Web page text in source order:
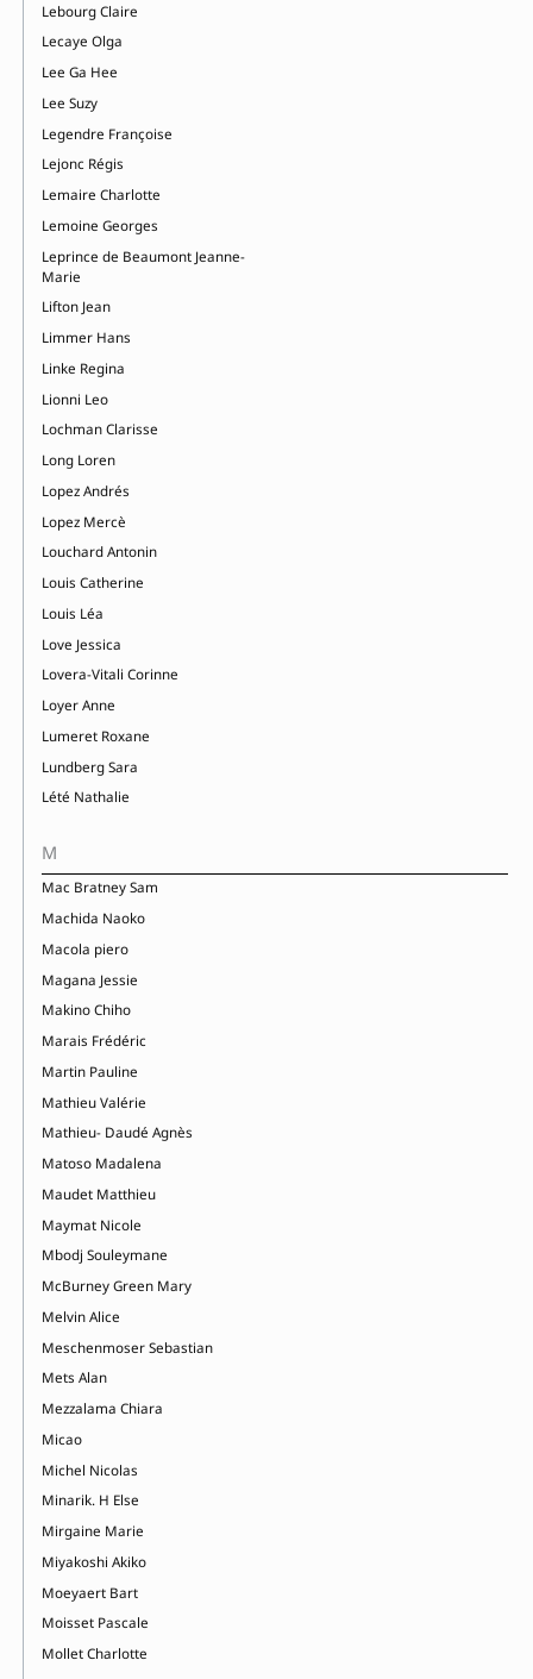
Lebourg Claire
Lecaye Olga
Lee Ga Hee
Lee Suzy
Legendre Françoise
Lejonc Régis
Lemaire Charlotte
Lemoine Georges
Leprince de Beaumont Jeanne-
Marie
Lifton Jean
Limmer Hans
Linke Regina
Lionni Leo
Lochman Clarisse
Long Loren
Lopez Andrés
Lopez Mercè
Louchard Antonin
Louis Catherine
Louis Léa
Love Jessica
Lovera-Vitali Corinne
Loyer Anne
Lumeret Roxane
Lundberg Sara
Lété Nathalie
M
Mac Bratney Sam
Machida Naoko
Macola piero
Magana Jessie
Makino Chiho
Marais Frédéric
Martin Pauline
Mathieu Valérie
Mathieu- Daudé Agnès
Matoso Madalena
Maudet Matthieu
Maymat Nicole
Mbodj Souleymane
McBurney Green Mary
Melvin Alice
Meschenmoser Sebastian
Mets Alan
Mezzalama Chiara
Micao
Michel Nicolas
Minarik. H Else
Mirgaine Marie
Miyakoshi Akiko
Moeyaert Bart
Moisset Pascale
Mollet Charlotte